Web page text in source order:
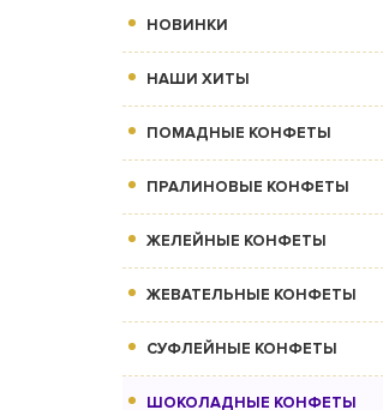
НОВИНКИ
НАШИ ХИТЫ
ПОМАДНЫЕ КОНФЕТЫ
ПРАЛИНОВЫЕ КОНФЕТЫ
ЖЕЛЕЙНЫЕ КОНФЕТЫ
ЖЕВАТЕЛЬНЫЕ КОНФЕТЫ
СУФЛЕЙНЫЕ КОНФЕТЫ
ШОКОЛАДНЫЕ КОНФЕТЫ